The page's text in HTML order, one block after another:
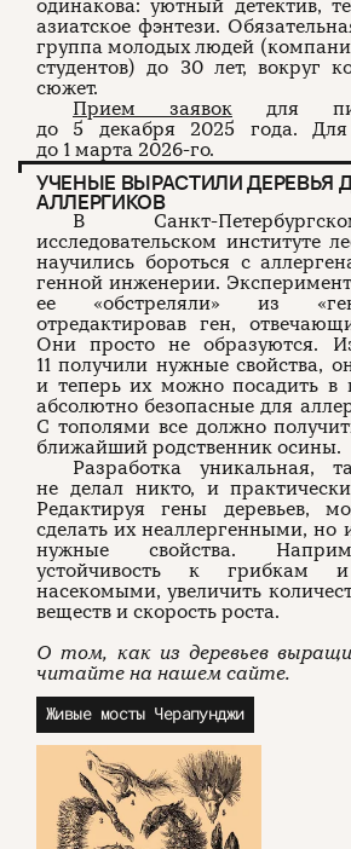
одинакова: уютный детектив,
азиатское фэнтези.
группа молодых людей
студентов) до 30 лет, вокруг
сюжет.
Прием заявокдля
до 5 декабря 2025 года.
до 1 марта 2026-го.
УЧЕНЫЕ ВЫРАСТИЛИ ДЕРЕВЬЯ
АЛЛЕРГИКОВ
В Санкт-
исследовательском институте
научились бороться с
генной инженерии.
ее «обстреляли» из
отредактировав ген,
Они просто не образуются.
11 получили нужные свойства,
и теперь их можно посадить в
абсолютно безопасные для
С тополями все должно
ближайший родственник осины.
Разработка уникальная,
не делал никто, и
Редактируя гены деревьев,
сделать их неаллергенными, но
нужные свойства.
устойчивость к грибкам
насекомыми, увеличить
веществ и скорость роста.
О том, как из деревьев
читайте на нашем сайте.
Живые мосты Черапунджи
О проекте
Команда
Авторы
Журнал
Подписаться на журнал
ЧТИВО ДОМ
YouTube
Telegram
VK
Пользовательское соглашение
Политика конфиденциальности
(c) ЧТИВО 2026. Все права защищены
Разработка:
Astroshock